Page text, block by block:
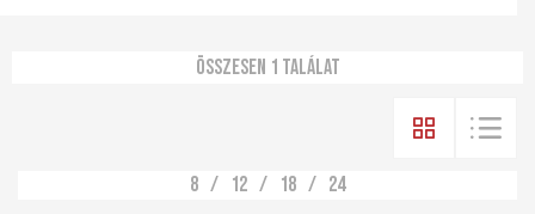
Összesen 1 találat
8 12 18 24